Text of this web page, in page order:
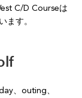
C/D Courseは
ます。
、outing、